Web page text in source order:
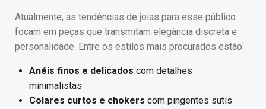
Atualmente, as tendências de joias para esse público
focam em peças que transmitam elegância discreta e
personalidade. Entre os estilos mais procurados estão:
Anéis finos e delicados com detalhes
minimalistas
Colares curtos e chokers com pingentes sutis